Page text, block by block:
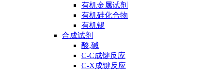
有机金属试剂
有机硅化合物
有机锡
合成试剂
酸,碱
C-C成键反应
C-X成键反应